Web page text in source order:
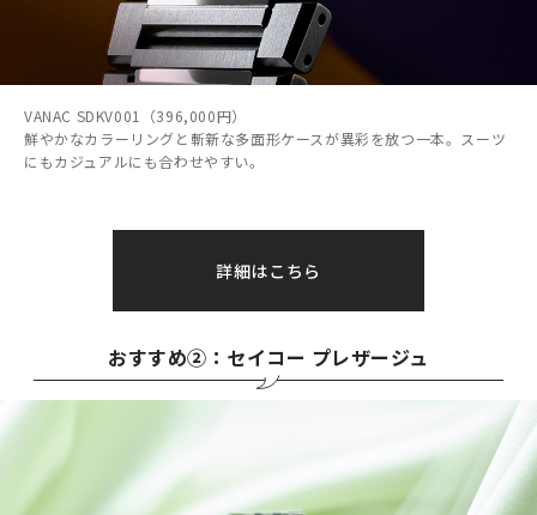
VANAC SDKV001（396,000円）
鮮やかなカラーリングと斬新な多面形ケースが異彩を放つ一本。スーツ
にもカジュアルにも合わせやすい。
詳細はこちら
おすすめ②：セイコー プレザージュ